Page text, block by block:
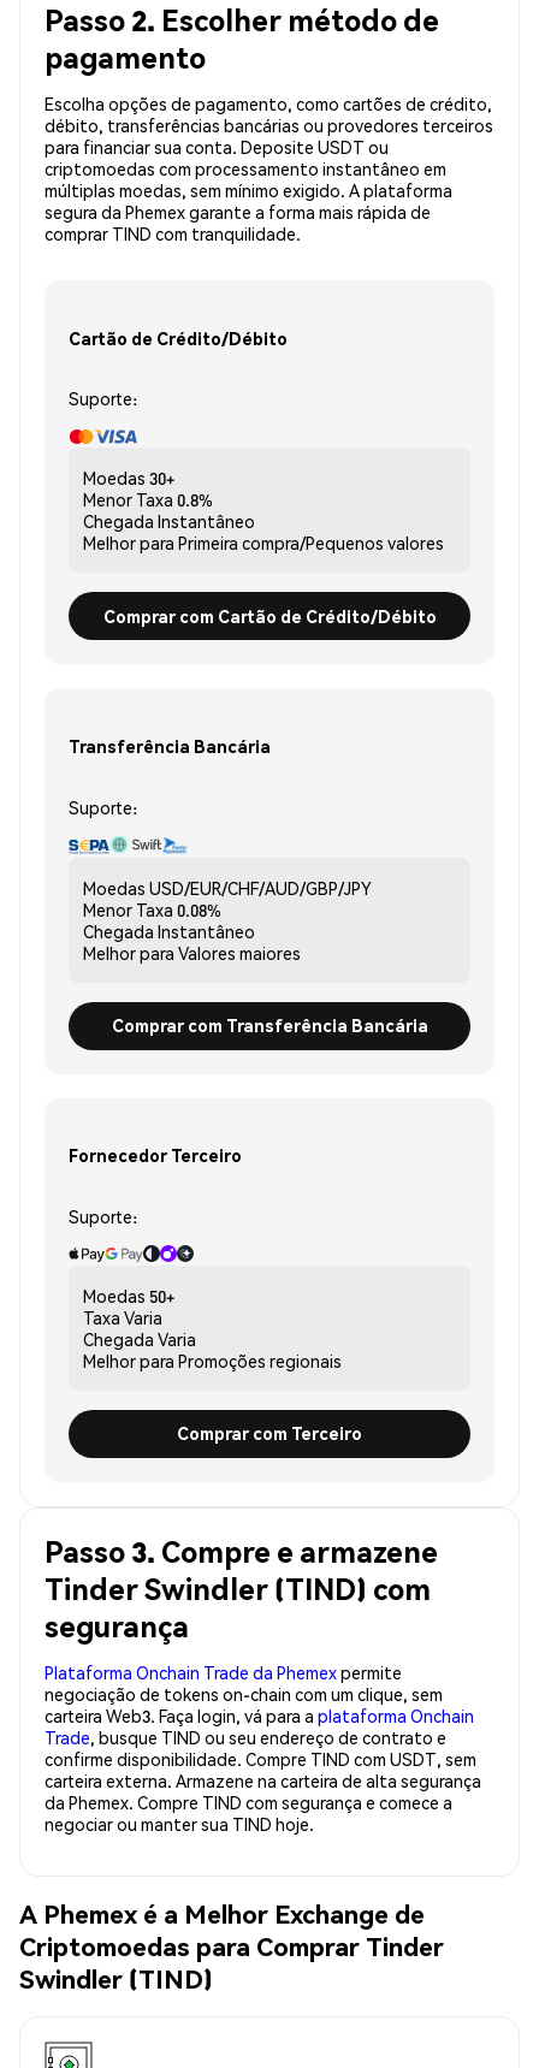
Passo 2. Escolher método de
pagamento
Escolha opções de pagamento, como cartões de crédito,
débito, transferências bancárias ou provedores terceiros
para financiar sua conta. Deposite USDT ou
criptomoedas com processamento instantâneo em
múltiplas moedas, sem mínimo exigido. A plataforma
segura da Phemex garante a forma mais rápida de
comprar TIND com tranquilidade.
Cartão de Crédito/Débito
Suporte:
Moedas 30+
Menor Taxa 0.8%
Chegada Instantâneo
Melhor para Primeira compra/Pequenos valores
Comprar com Cartão de Crédito/Débito
Transferência Bancária
Suporte:
Moedas USD/EUR/CHF/AUD/GBP/JPY
Menor Taxa 0.08%
Chegada Instantâneo
Melhor para Valores maiores
Comprar com Transferência Bancária
Fornecedor Terceiro
Suporte:
Moedas 50+
Taxa Varia
Chegada Varia
Melhor para Promoções regionais
Comprar com Terceiro
Passo 3. Compre e armazene
Tinder Swindler (TIND) com
segurança
Plataforma Onchain Trade da Phemexpermite
negociação de tokens on-chain com um clique, sem
carteira Web3. Faça login, vá para a plataforma Onchain
Trade, busque TIND ou seu endereço de contrato e
confirme disponibilidade. Compre TIND com USDT, sem
carteira externa. Armazene na carteira de alta segurança
da Phemex. Compre TIND com segurança e comece a
negociar ou manter sua TIND hoje.
A Phemex é a Melhor Exchange de
Criptomoedas para Comprar Tinder
Swindler (TIND)